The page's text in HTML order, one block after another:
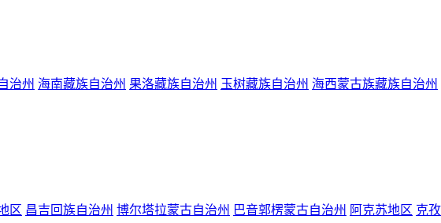
治州 海南藏族自治州 果洛藏族自治州 玉树藏族自治州 海西蒙古族藏族自治州
区 昌吉回族自治州 博尔塔拉蒙古自治州 巴音郭楞蒙古自治州 阿克苏地区 克